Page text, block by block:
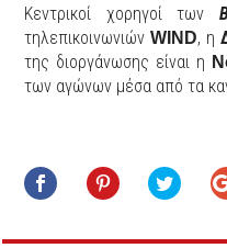
Κεντρικοί χορηγοί των
τηλεπικοινωνιώνWIND, η
της διοργάνωσης είναι η
των αγώνων μέσα από τα